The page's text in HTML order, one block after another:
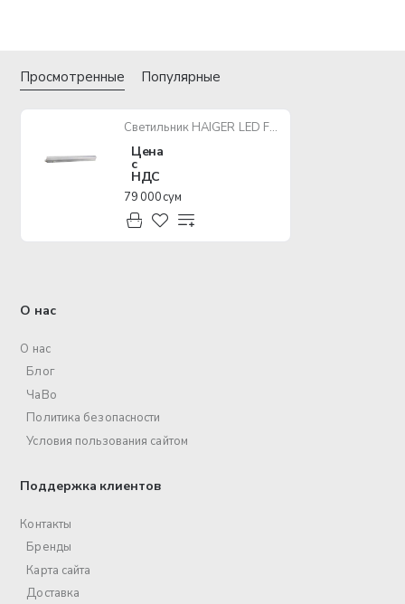
Просмотренные Популярные
Светильник HAIGER LED FX-T5-8W
Цена
с
НДС
79 000 сум
О нас
О нас
Блог
ЧаВо
Политика безопасности
Условия пользования сайтом
Поддержка клиентов
Контакты
Бренды
Карта сайта
Доставка